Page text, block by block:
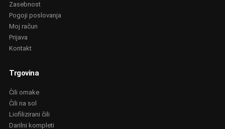
Zasebnost
Pogoji poslovanja
Moj račun
Prijava
Kontakt
Trgovina
Čili omake
Čili na sol
Liofilizirani čili
Darilni kompleti